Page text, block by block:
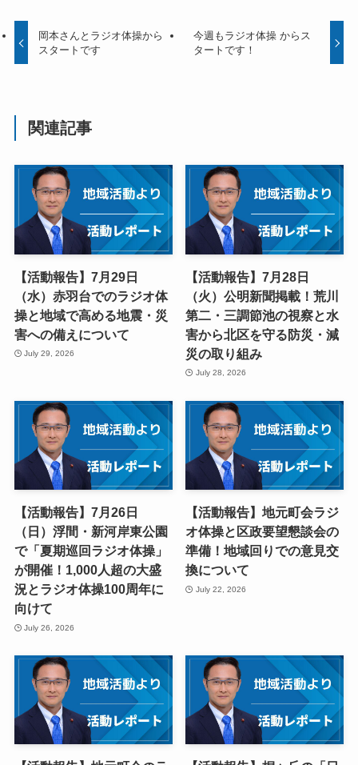
岡本さんとラジオ体操から
スタートです
今週もラジオ体操 からス
タートです！
関連記事
【活動報告】7月29日
（水）赤羽台でのラジオ体
操と地域で高める地震・災
害への備えについて
July 29, 2026
【活動報告】7月28日
（火）公明新聞掲載！荒川
第二・三調節池の視察と水
害から北区を守る防災・減
災の取り組み
July 28, 2026
【活動報告】7月26日
（日）浮間・新河岸東公園
で「夏期巡回ラジオ体操」
が開催！1,000人超の大盛
況とラジオ体操100周年に
向けて
July 26, 2026
【活動報告】地元町会ラジ
オ体操と区政要望懇談会の
準備！地域回りでの意見交
換について
July 22, 2026